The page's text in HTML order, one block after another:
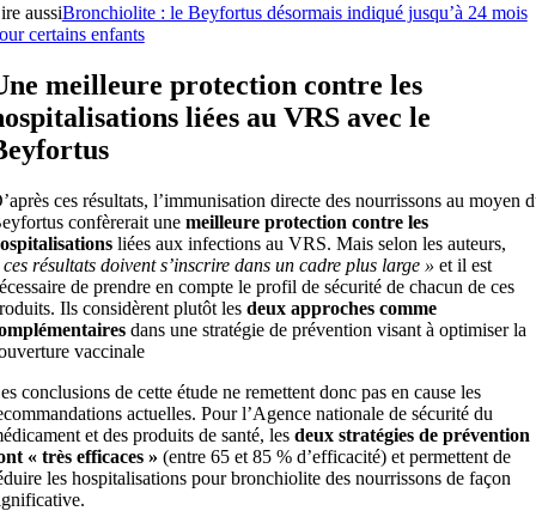
aussiBronchiolite : le Beyfortus désormais indiqué jusqu’à 24 mois
certains enfants
meilleure protection contre les
liées au VRS avec le
ces résultats, l’immunisation directe des nourrissons au moyen
confèrerait une meilleure protection contre les
liées aux infections au VRS. Mais selon les auteurs,
résultats doivent s’inscrire dans un cadre plus large » et il est
de prendre en compte le profil de sécurité de chacun de ces
Ils considèrent plutôt les deux approches comme
dans une stratégie de prévention visant à optimiser la
vaccinale
conclusions de cette étude ne remettent donc pas en cause les
actuelles. Pour l’Agence nationale de sécurité du
et des produits de santé, les deux stratégies de prévention
« très efficaces » (entre 65 et 85 % d’efficacité) et permettent de
les hospitalisations pour bronchiolite des nourrissons de façon